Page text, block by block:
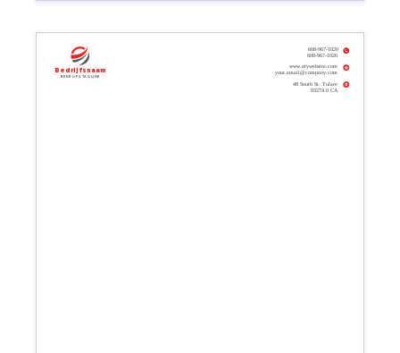
608-967-1020
www.mywebsite.com
48 South St. Tulare
Bedrijfsnaam
Bedrijfs tagline
your.email@company.com
93274.0 CA
608-967-1020